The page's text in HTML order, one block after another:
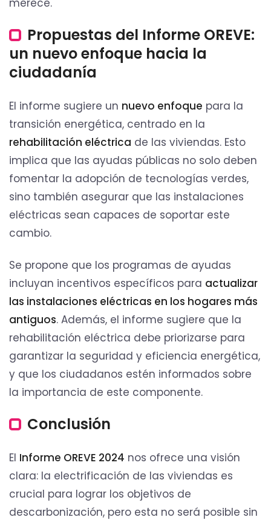
merece.
Propuestas del Informe OREVE:
un nuevo enfoque hacia la
ciudadanía
El informe sugiere un nuevo enfoque para la
transición energética, centrado en la
rehabilitación eléctrica de las viviendas. Esto
implica que las ayudas públicas no solo deben
fomentar la adopción de tecnologías verdes,
sino también asegurar que las instalaciones
eléctricas sean capaces de soportar este
cambio.
Se propone que los programas de ayudas
incluyan incentivos específicos para actualizar
las instalaciones eléctricas en los hogares más
antiguos. Además, el informe sugiere que la
rehabilitación eléctrica debe priorizarse para
garantizar la seguridad y eficiencia energética,
y que los ciudadanos estén informados sobre
la importancia de este componente.
Conclusión
El Informe OREVE 2024 nos ofrece una visión
clara: la electrificación de las viviendas es
crucial para lograr los objetivos de
descarbonización, pero esta no será posible sin